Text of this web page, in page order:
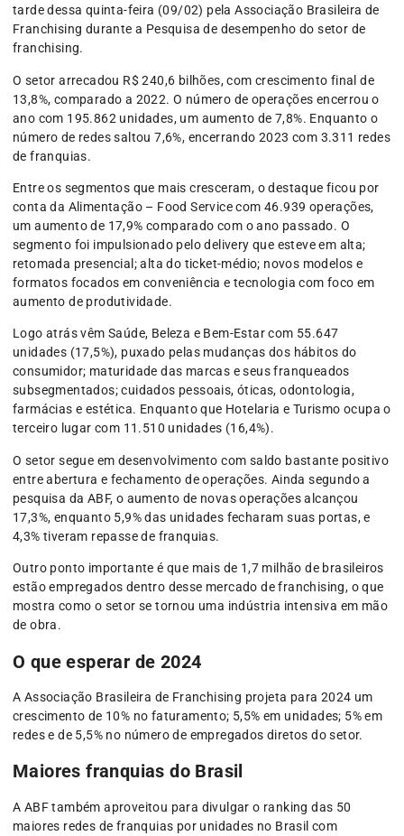
tarde dessa quinta-feira (09/02) pela Associação Brasileira de
Franchising durante a Pesquisa de desempenho do setor de
franchising.
O setor arrecadou R$ 240,6 bilhões, com crescimento final de
13,8%, comparado a 2022. O número de operações encerrou o
ano com 195.862 unidades, um aumento de 7,8%. Enquanto o
número de redes saltou 7,6%, encerrando 2023 com 3.311 redes
de franquias.
Entre os segmentos que mais cresceram, o destaque ficou por
conta da Alimentação – Food Service com 46.939 operações,
um aumento de 17,9% comparado com o ano passado. O
segmento foi impulsionado pelo delivery que esteve em alta;
retomada presencial; alta do ticket-médio; novos modelos e
formatos focados em conveniência e tecnologia com foco em
aumento de produtividade.
Logo atrás vêm Saúde, Beleza e Bem-Estar com 55.647
unidades (17,5%), puxado pelas mudanças dos hábitos do
consumidor; maturidade das marcas e seus franqueados
subsegmentados; cuidados pessoais, óticas, odontologia,
farmácias e estética. Enquanto que Hotelaria e Turismo ocupa o
terceiro lugar com 11.510 unidades (16,4%).
O setor segue em desenvolvimento com saldo bastante positivo
entre abertura e fechamento de operações. Ainda segundo a
pesquisa da ABF, o aumento de novas operações alcançou
17,3%, enquanto 5,9% das unidades fecharam suas portas, e
4,3% tiveram repasse de franquias.
Outro ponto importante é que mais de 1,7 milhão de brasileiros
estão empregados dentro desse mercado de franchising, o que
mostra como o setor se tornou uma indústria intensiva em mão
de obra.
O que esperar de 2024
A Associação Brasileira de Franchising projeta para 2024 um
crescimento de 10% no faturamento; 5,5% em unidades; 5% em
redes e de 5,5% no número de empregados diretos do setor.
Maiores franquias do Brasil
A ABF também aproveitou para divulgar o ranking das 50
maiores redes de franquias por unidades no Brasil com